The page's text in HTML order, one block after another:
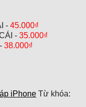
- 45.000₫
- 35.000₫
- 38.000₫
iPhone Từ khóa: